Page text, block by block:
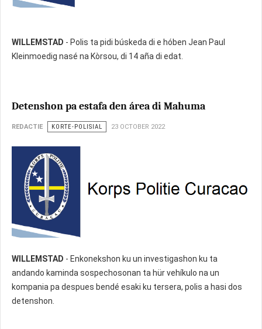
WILLEMSTAD - Polis ta pidi búskeda di e hóben Jean Paul
Kleinmoedig nasé na Kòrsou, di 14 aña di edat.
Detenshon pa estafa den área di Mahuma
REDACTIE KORTE-POLISIAL 23 OCTOBER 2022
WILLEMSTAD - Enkonekshon ku un investigashon ku ta
andando kaminda sospechosonan ta hür vehíkulo na un
kompania pa despues bendé esaki ku tersera, polis a hasi dos
detenshon.